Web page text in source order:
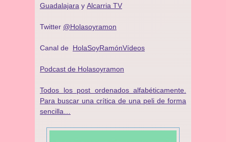
Guadalajara y Alcarria TV
Twitter @Holasoyramon
Canal de HolaSoyRamónVídeos
Podcast de Holasoyramon
Todos los post ordenados alfabéticamente.
Para buscar una crítica de una peli de forma
sencilla…